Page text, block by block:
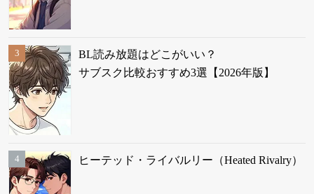
BL読み放題はどこがいい？
サブスク比較おすすめ3選【2026年版】
ヒーテッド・ライバルリー（Heated Rivalry）